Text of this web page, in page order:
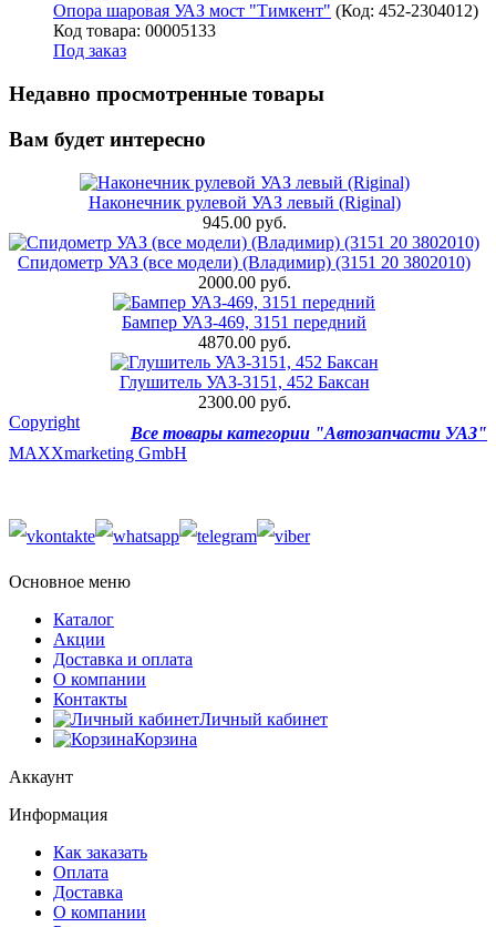
Опора шаровая УАЗ мост "Тимкент" (Код: 452-2304012)
Код товара: 00005133
Под заказ
Недавно просмотренные товары
Вам будет интересно
Наконечник рулевой УАЗ левый (Riginal)
945.00 руб.
Спидометр УАЗ (все модели) (Владимир) (3151 20 3802010)
2000.00 руб.
Бампер УАЗ-469, 3151 передний
4870.00 руб.
Глушитель УАЗ-3151, 452 Баксан
2300.00 руб.
Все товары категории "Автозапчасти УАЗ"
Copyright
MAXXmarketing GmbH
Основное меню
Каталог
Акции
Доставка и оплата
О компании
Контакты
Личный кабинет
Корзина
Аккаунт
Информация
Как заказать
Оплата
Доставка
О компании